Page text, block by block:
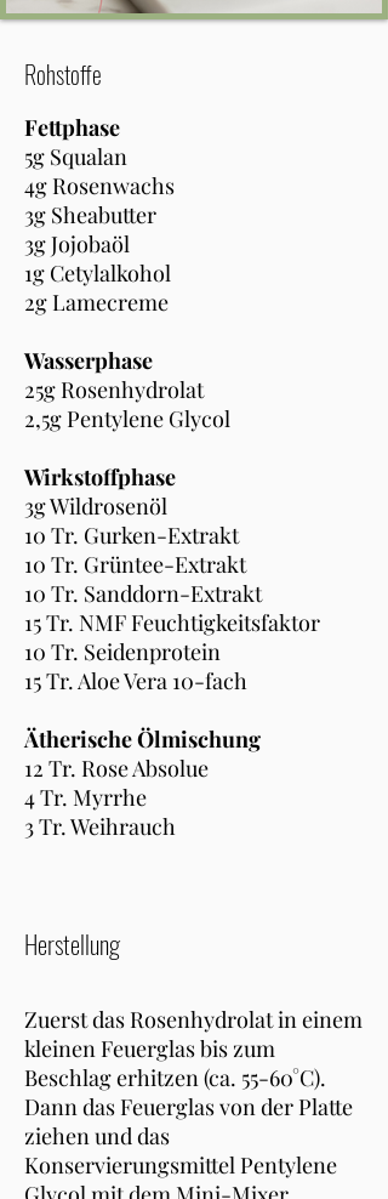
Rohstoffe
Fettphase
5g Squalan
4g Rosenwachs
3g Sheabutter
3g Jojobaöl
1g Cetylalkohol
2g Lamecreme
Wasserphase
25g Rosenhydrolat
2,5g Pentylene Glycol
Wirkstoffphase
3g Wildrosenöl
10 Tr. Gurken-Extrakt
10 Tr. Grüntee-Extrakt
10 Tr. Sanddorn-Extrakt
15 Tr. NMF Feuchtigkeitsfaktor
10 Tr. Seidenprotein
15 Tr. Aloe Vera 10-fach
Ätherische Ölmischung
12 Tr. Rose Absolue
4 Tr. Myrrhe
3 Tr. Weihrauch
Herstellung
Zuerst das Rosenhydrolat in einem
kleinen Feuerglas bis zum
Beschlag erhitzen (ca. 55-60°C).
Dann das Feuerglas von der Platte
ziehen und das
Konservierungsmittel Pentylene